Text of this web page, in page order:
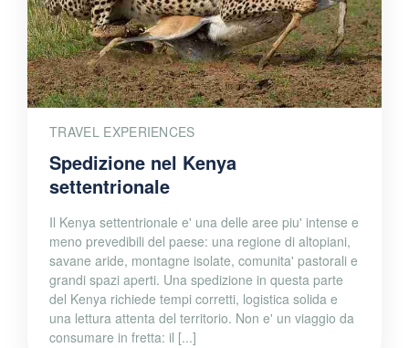
TRAVEL EXPERIENCES
Spedizione nel Kenya
settentrionale
Il Kenya settentrionale e' una delle aree piu' intense e
meno prevedibili del paese: una regione di altopiani,
savane aride, montagne isolate, comunita' pastorali e
grandi spazi aperti. Una spedizione in questa parte
del Kenya richiede tempi corretti, logistica solida e
una lettura attenta del territorio. Non e' un viaggio da
consumare in fretta: il [...]